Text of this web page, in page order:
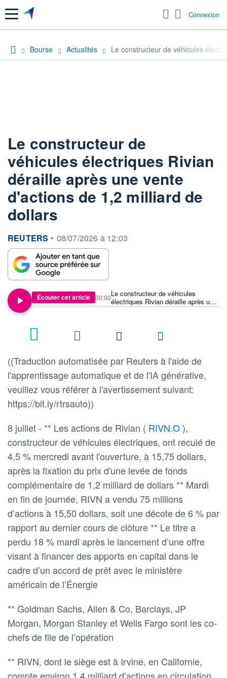
Menu Connexion
Bourse Actualités Le constructeur de véhicules
Le constructeur de
véhicules électriques Rivian
déraille après une vente
d'actions de 1,2 milliard de
dollars
information fournie par
REUTERS • 08/07/2026 à 12:03
Écouter cet article
Le constructeur de véhicules
électriques Rivian déraille après une
vente d'actions de 1,2 milliard de
00:00
((Traduction automatisée par Reuters à l'aide de
l'apprentissage automatique et de l'IA générative,
veuillez vous référer à l'avertissement suivant:
https://bit.ly/rtrsauto))
8 juillet - ** Les actions de Rivian ( RIVN.O ),
constructeur de véhicules électriques, ont reculé de
4,5 % mercredi avant l'ouverture, à 15,75 dollars,
après la fixation du prix d'une levée de fonds
complémentaire de 1,2 milliard de dollars ** Mardi
en fin de journée, RIVN a vendu 75 millions
d’actions à 15,50 dollars, soit une décote de 6 % par
rapport au dernier cours de clôture ** Le titre a
perdu 18 % mardi après le lancement d’une offre
visant à financer des apports en capital dans le
cadre d’un accord de prêt avec le ministère
américain de l’Énergie
** Goldman Sachs, Allen & Co, Barclays, JP
Morgan, Morgan Stanley et Wells Fargo sont les co-
chefs de file de l’opération
** RIVN, dont le siège est à Irvine, en Californie,